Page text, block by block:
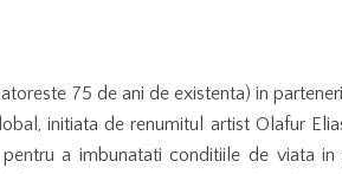
75 de ani de existenta) in
initiata de renumitul artist Olafur
pentru a imbunatati conditiile de viata